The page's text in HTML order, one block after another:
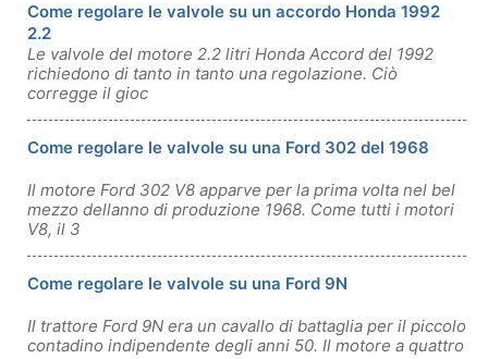
Come regolare le valvole su un accordo Honda 1992
2.2
Le valvole del motore 2.2 litri Honda Accord del 1992
richiedono di tanto in tanto una regolazione. Ciò
corregge il gioc
Come regolare le valvole su una Ford 302 del 1968
Il motore Ford 302 V8 apparve per la prima volta nel bel
mezzo dellanno di produzione 1968. Come tutti i motori
V8, il 3
Come regolare le valvole su una Ford 9N
Il trattore Ford 9N era un cavallo di battaglia per il piccolo
contadino indipendente degli anni 50. Il motore a quattro